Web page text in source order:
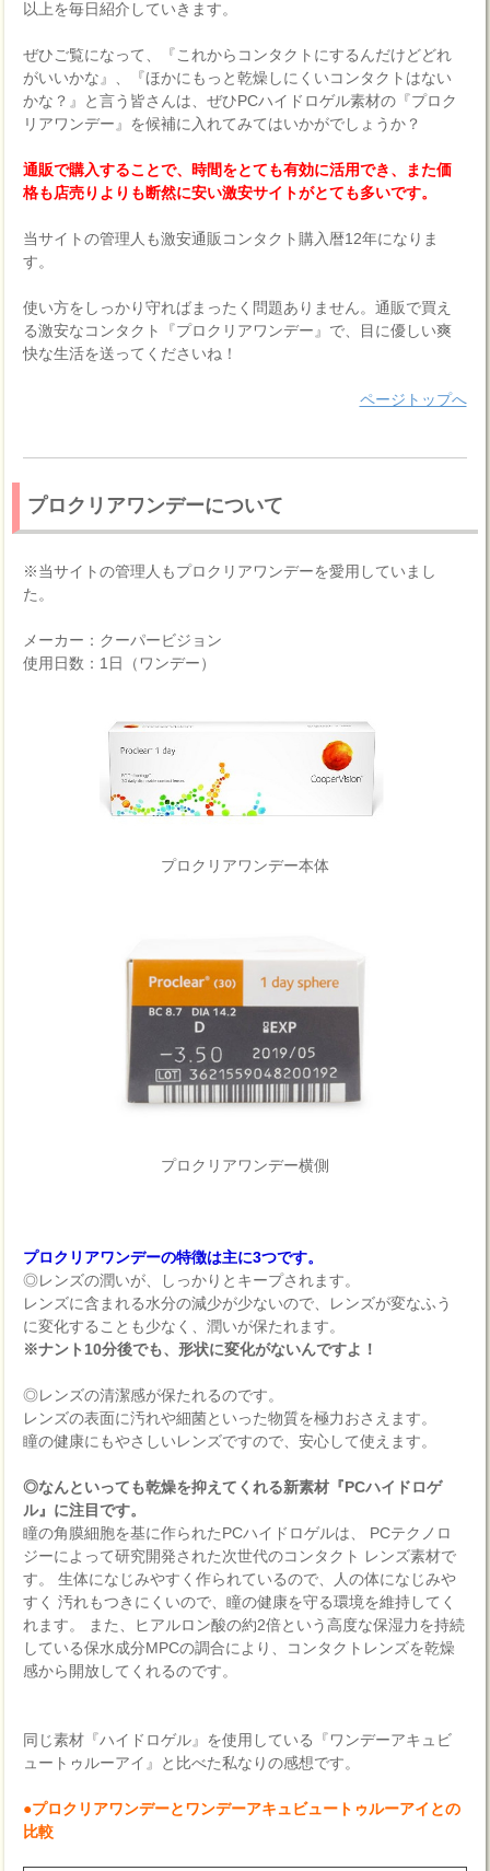
以上を毎日紹介していきます。
ぜひご覧になって、『これからコンタクトにするんだけどどれ
がいいかな』、『ほかにもっと乾燥しにくいコンタクトはない
かな？』と言う皆さんは、ぜひPCハイドロゲル素材の『プロク
リアワンデー』を候補に入れてみてはいかがでしょうか？
通販で購入することで、時間をとても有効に活用でき、また価
格も店売りよりも断然に安い激安サイトがとても多いです。
当サイトの管理人も激安通販コンタクト購入暦12年になりま
す。
使い方をしっかり守ればまったく問題ありません。通販で買え
る激安なコンタクト『プロクリアワンデー』で、目に優しい爽
快な生活を送ってくださいね！
ページトップへ
プロクリアワンデーについて
※当サイトの管理人もプロクリアワンデーを愛用していまし
た。
メーカー：クーパービジョン
使用日数：1日（ワンデー）
プロクリアワンデー本体
プロクリアワンデー横側
プロクリアワンデーの特徴は主に3つです。
◎レンズの潤いが、しっかりとキープされます。
レンズに含まれる水分の減少が少ないので、レンズが変なふう
に変化することも少なく、潤いが保たれます。
※ナント10分後でも、形状に変化がないんですよ！
◎レンズの清潔感が保たれるのです。
レンズの表面に汚れや細菌といった物質を極力おさえます。
瞳の健康にもやさしいレンズですので、安心して使えます。
◎なんといっても乾燥を抑えてくれる新素材『PCハイドロゲ
ル』に注目です。
瞳の角膜細胞を基に作られたPCハイドロゲルは、 PCテクノロ
ジーによって研究開発された次世代のコンタクト レンズ素材で
す。 生体になじみやすく作られているので、人の体になじみや
すく 汚れもつきにくいので、瞳の健康を守る環境を維持してく
れます。 また、ヒアルロン酸の約2倍という高度な保湿力を持続
している保水成分MPCの調合により、コンタクトレンズを乾燥
感から開放してくれるのです。
同じ素材『ハイドロゲル』を使用している『ワンデーアキュビ
ュートゥルーアイ』と比べた私なりの感想です。
●プロクリアワンデーとワンデーアキュビュートゥルーアイとの
比較